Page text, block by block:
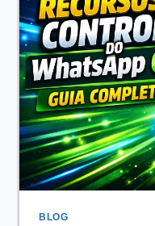
EM
2026
BLOG